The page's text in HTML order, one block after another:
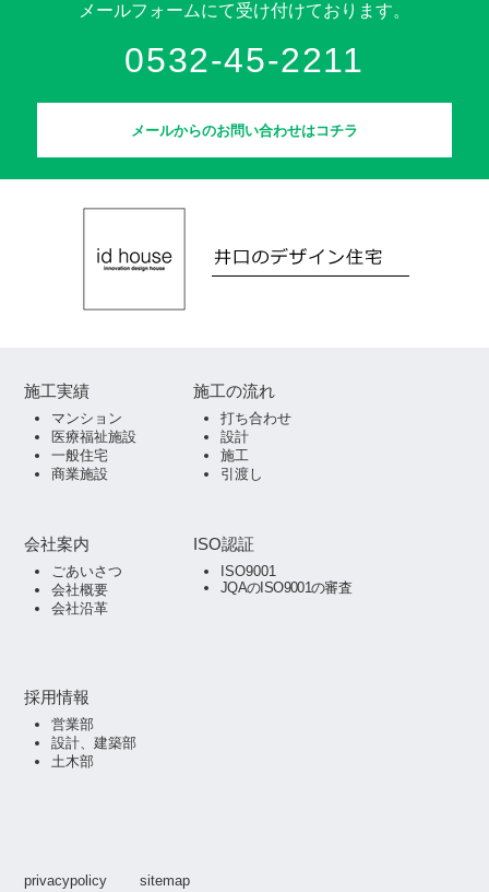
メールフォームにて受け付けております。
0532-45-2211
メールからのお問い合わせはコチラ
施工実績
マンション
医療福祉施設
一般住宅
商業施設
施工の流れ
打ち合わせ
設計
施工
引渡し
会社案内
ごあいさつ
会社概要
会社沿革
ISO認証
ISO9001
JQAのISO9001の審査
採用情報
営業部
設計、建築部
土木部
privacypolicy sitemap